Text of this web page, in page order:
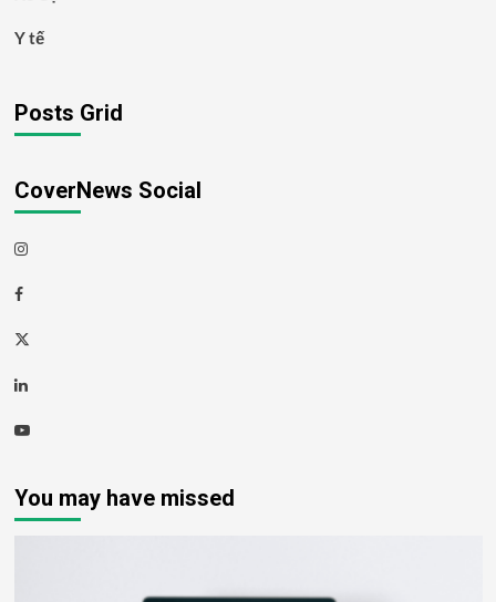
Y tế
Posts Grid
CoverNews Social
Instagram
Facebook
Twitter
Linkedin
Youtube
You may have missed